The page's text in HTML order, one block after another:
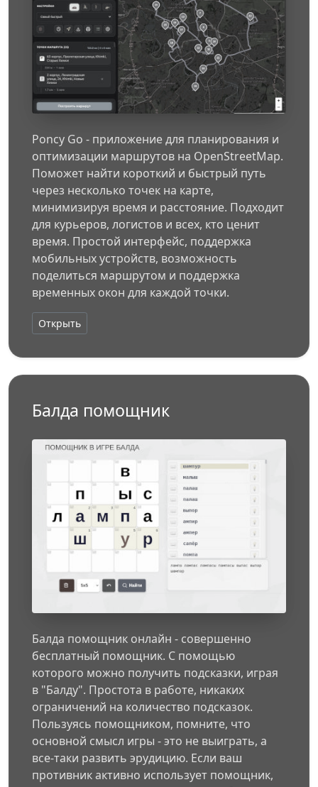
Poncy Go - приложение для планирования и
оптимизации маршрутов на OpenStreetMap.
Поможет найти короткий и быстрый путь
через несколько точек на карте,
минимизируя время и расстояние. Подходит
для курьеров, логистов и всех, кто ценит
время. Простой интерфейс, поддержка
мобильных устройств, возможность
поделиться маршрутом и поддержка
временных окон для каждой точки.
Открыть
Балда помощник
Балда помощник онлайн - совершенно
бесплатный помощник. С помощью
которого можно получить подсказки, играя
в "Балду". Простота в работе, никаких
ограничений на количество подсказок.
Пользуясь помощником, помните, что
основной смысл игры - это не выиграть, а
все-таки развить эрудицию. Если ваш
противник активно использует помощник,